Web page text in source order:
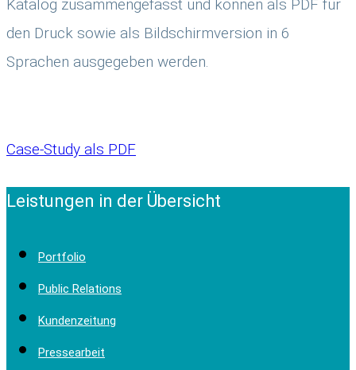
Katalog zusammengefasst und können als PDF für
den Druck sowie als Bildschirmversion in 6
Sprachen ausgegeben werden.
Case-Study als PDF
Leistungen in der Übersicht
Portfolio
Public Relations
Kundenzeitung
Pressearbeit